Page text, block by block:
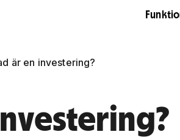
är en investering?